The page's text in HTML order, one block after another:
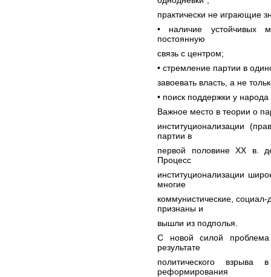
практически не играющие
• наличие устойчивых
постоянную
связь с центром;
• стремление партии в
завоевать власть, а не
• поиск поддержки у
Важное место в теории о
институционализации
партии в
первой половине XX в.
Процесс
институционализации
многие
коммунистические,
признаны и
вышли из подполья.
С новой силой проблема
результате
политического
реформирования